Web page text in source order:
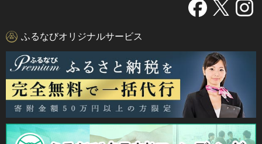
ふるなびオリジナルサービス